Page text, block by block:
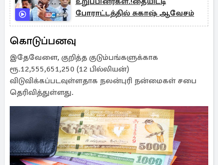
போராட்டத்தில் சுகாஷ் ஆவேசம்
கொடுப்பனவு
இதேவேளை, குறித்த குடும்பங்களுக்காக
ரூ.12,555,651,250 (12 பில்லியன்)
விடுவிக்கப்படவுள்ளதாக நலன்புரி நன்மைகள் சபை
தெரிவித்துள்ளது.